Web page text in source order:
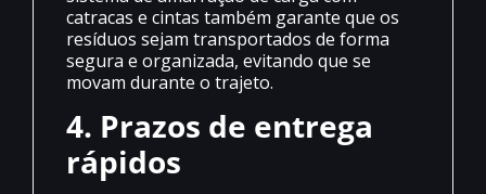
catracas e cintas também garante que os
resíduos sejam transportados de forma
segura e organizada, evitando que se
movam durante o trajeto.
4. Prazos de entrega
rápidos